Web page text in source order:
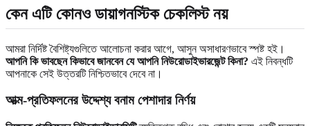
কেন এটি কোনও ডায়াগনস্টিক চেকলিস্ট নয়
আমরা নির্দিষ্ট বৈশিষ্ট্যগুলিতে আলোচনা করার আগে, আসুন অসাধারণভাবে স্পষ্ট হই।
আপনি কি ভাবছেন কিভাবে জানবেন যে আপনি নিউরোডাইভারজেন্ট কিনা? এই নিবন্ধটি
আপনাকে সেই উত্তরটি নিশ্চিতভাবে দেবে না।
আত্ম-প্রতিফলনের উদ্দেশ্য বনাম পেশাদার নির্ণয়